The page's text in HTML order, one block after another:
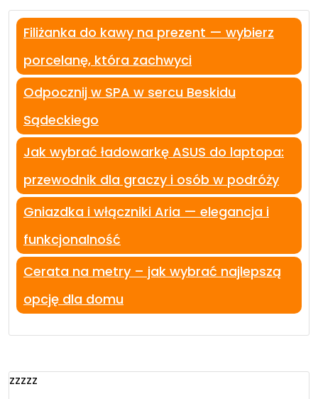
Filiżanka do kawy na prezent — wybierz
porcelanę, która zachwyci
Odpocznij w SPA w sercu Beskidu
Sądeckiego
Jak wybrać ładowarkę ASUS do laptopa:
przewodnik dla graczy i osób w podróży
Gniazdka i włączniki Aria — elegancja i
funkcjonalność
Cerata na metry – jak wybrać najlepszą
opcję dla domu
zzzzz